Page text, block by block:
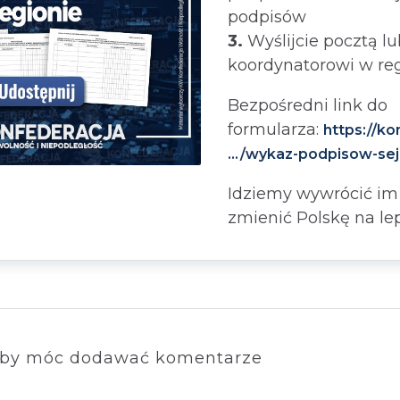
podpisów
3. Wyślijcie pocztą
koordynatorowi w
Bezpośredni link do
formularza: https://
…/wykaz-podpisow-
Idziemy wywrócić
zmienić Polskę na
móc dodawać komentarze